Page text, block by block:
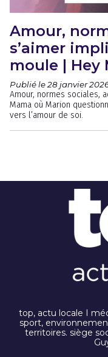
Amour,
s’aimer
moule | Hey
Publié le 28 janvier
Amour, normes sociales,
Mama où Marion
vers l’amour de soi.
top, actu locale I
sport,
territoires. siège